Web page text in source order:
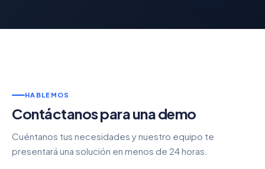
HABLEMOS
Contáctanos para una demo
Cuéntanos tus necesidades y nuestro equipo te
presentará una solución en menos de 24 horas.